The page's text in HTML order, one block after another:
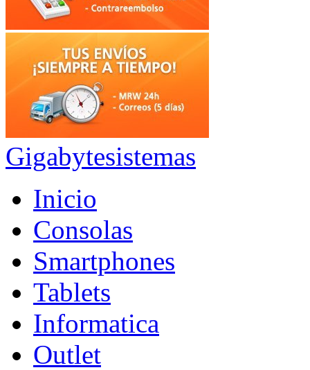
Gigabytesistemas
Inicio
Consolas
Smartphones
Tablets
Informatica
Outlet